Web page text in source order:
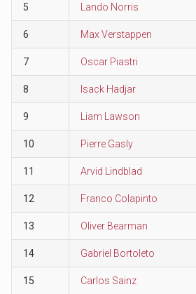
5 Lando Norris
6 Max Verstappen
7 Oscar Piastri
8 Isack Hadjar
9 Liam Lawson
10 Pierre Gasly
11 Arvid Lindblad
12 Franco Colapinto
13 Oliver Bearman
14 Gabriel Bortoleto
15 Carlos Sainz